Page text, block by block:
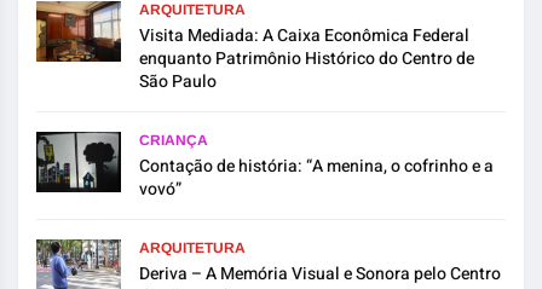
ARQUITETURA
Visita Mediada: A Caixa Econômica Federal
enquanto Patrimônio Histórico do Centro de
São Paulo
CRIANÇA
Contação de história: “A menina, o cofrinho e a
vovó”
ARQUITETURA
Deriva – A Memória Visual e Sonora pelo Centro